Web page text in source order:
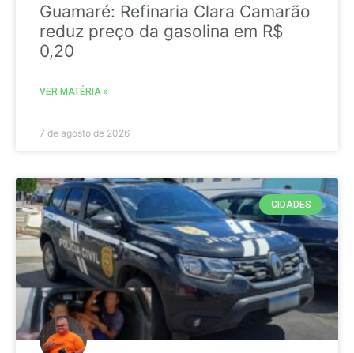
Guamaré: Refinaria Clara Camarão
reduz preço da gasolina em R$
0,20
VER MATÉRIA »
7 de agosto de 2026
CIDADES